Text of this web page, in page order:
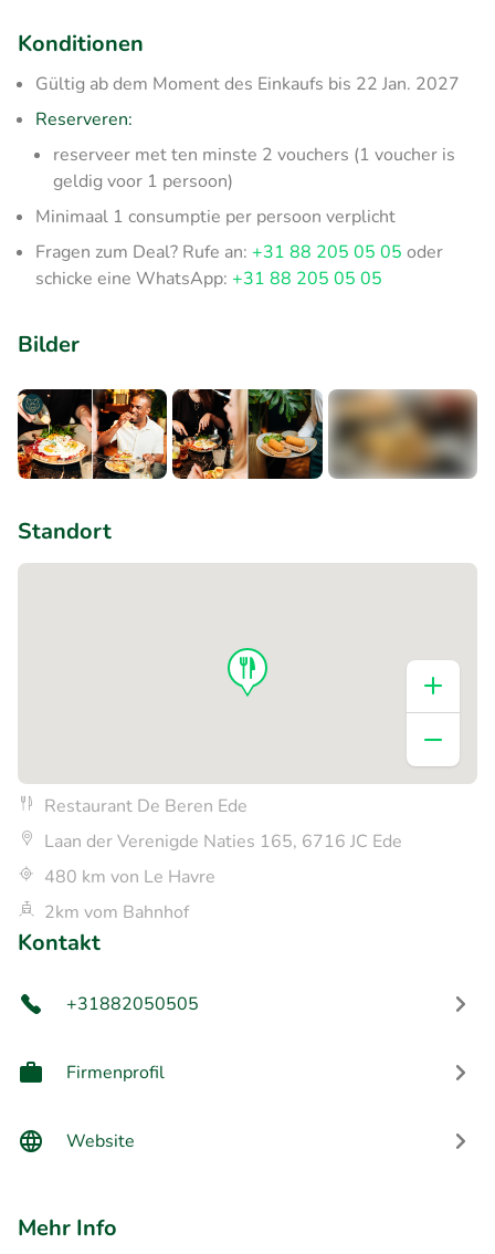
Konditionen
Gültig ab dem Moment des Einkaufs bis 22 Jan. 2027
Reserveren:
reserveer met ten minste 2 vouchers (1 voucher is
geldig voor 1 persoon)
Minimaal 1 consumptie per persoon verplicht
Fragen zum Deal? Rufe an: +31 88 205 05 05 oder
schicke eine WhatsApp: +31 88 205 05 05
Bilder
Standort
Restaurant De Beren Ede
Laan der Verenigde Naties 165, 6716 JC Ede
480 km von Le Havre
2km vom Bahnhof
Kontakt
+31882050505
Firmenprofil
Website
Mehr Info